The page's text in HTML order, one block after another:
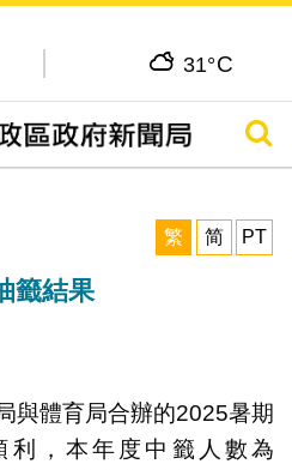
31°C
搜尋
繁
简 PT
籤結果
與體育局合辦的2025暑期
利，本年度中籤人數為